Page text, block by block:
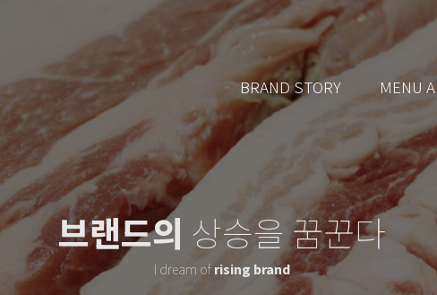
BRAND STORY MENU A
브랜드의 상승을 꿈꾼다
I dream of rising brand